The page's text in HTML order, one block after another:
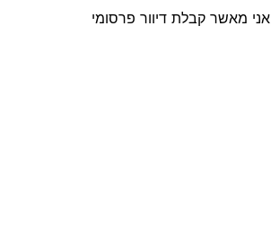
אני מאשר קבלת דיוור פרסומי